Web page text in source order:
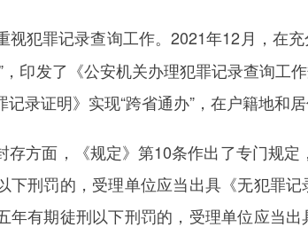
视犯罪记录查询工作。2021年12月，在
，印发了《公安机关办理犯罪记录查询
录证明》实现“跨省通办”，在户籍地和
方面，《规定》第10条作出了专门规定
下刑罚的，受理单位应当出具《无犯罪
年有期徒刑以下刑罚的，受理单位应当